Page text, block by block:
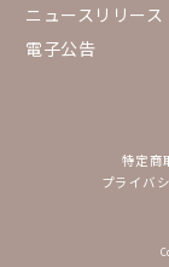
ニュースリリース
電子公告
特定商
プライバ